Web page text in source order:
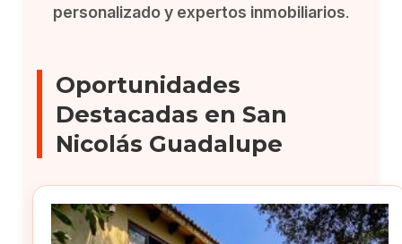
personalizado y expertos inmobiliarios.
Oportunidades
Destacadas en San
Nicolás Guadalupe